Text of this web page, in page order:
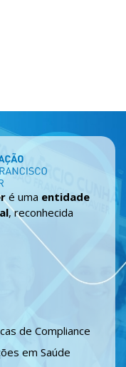
é uma entidade
, reconhecida
de Compliance
em Saúde